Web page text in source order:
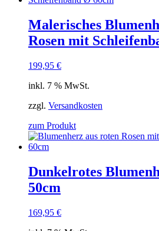
Malerisches
Rosen mit
199,95 €
inkl. 7 % MwSt.
zzgl. Versandkosten
zum Produkt
Dunkelrotes
50cm
169,95 €